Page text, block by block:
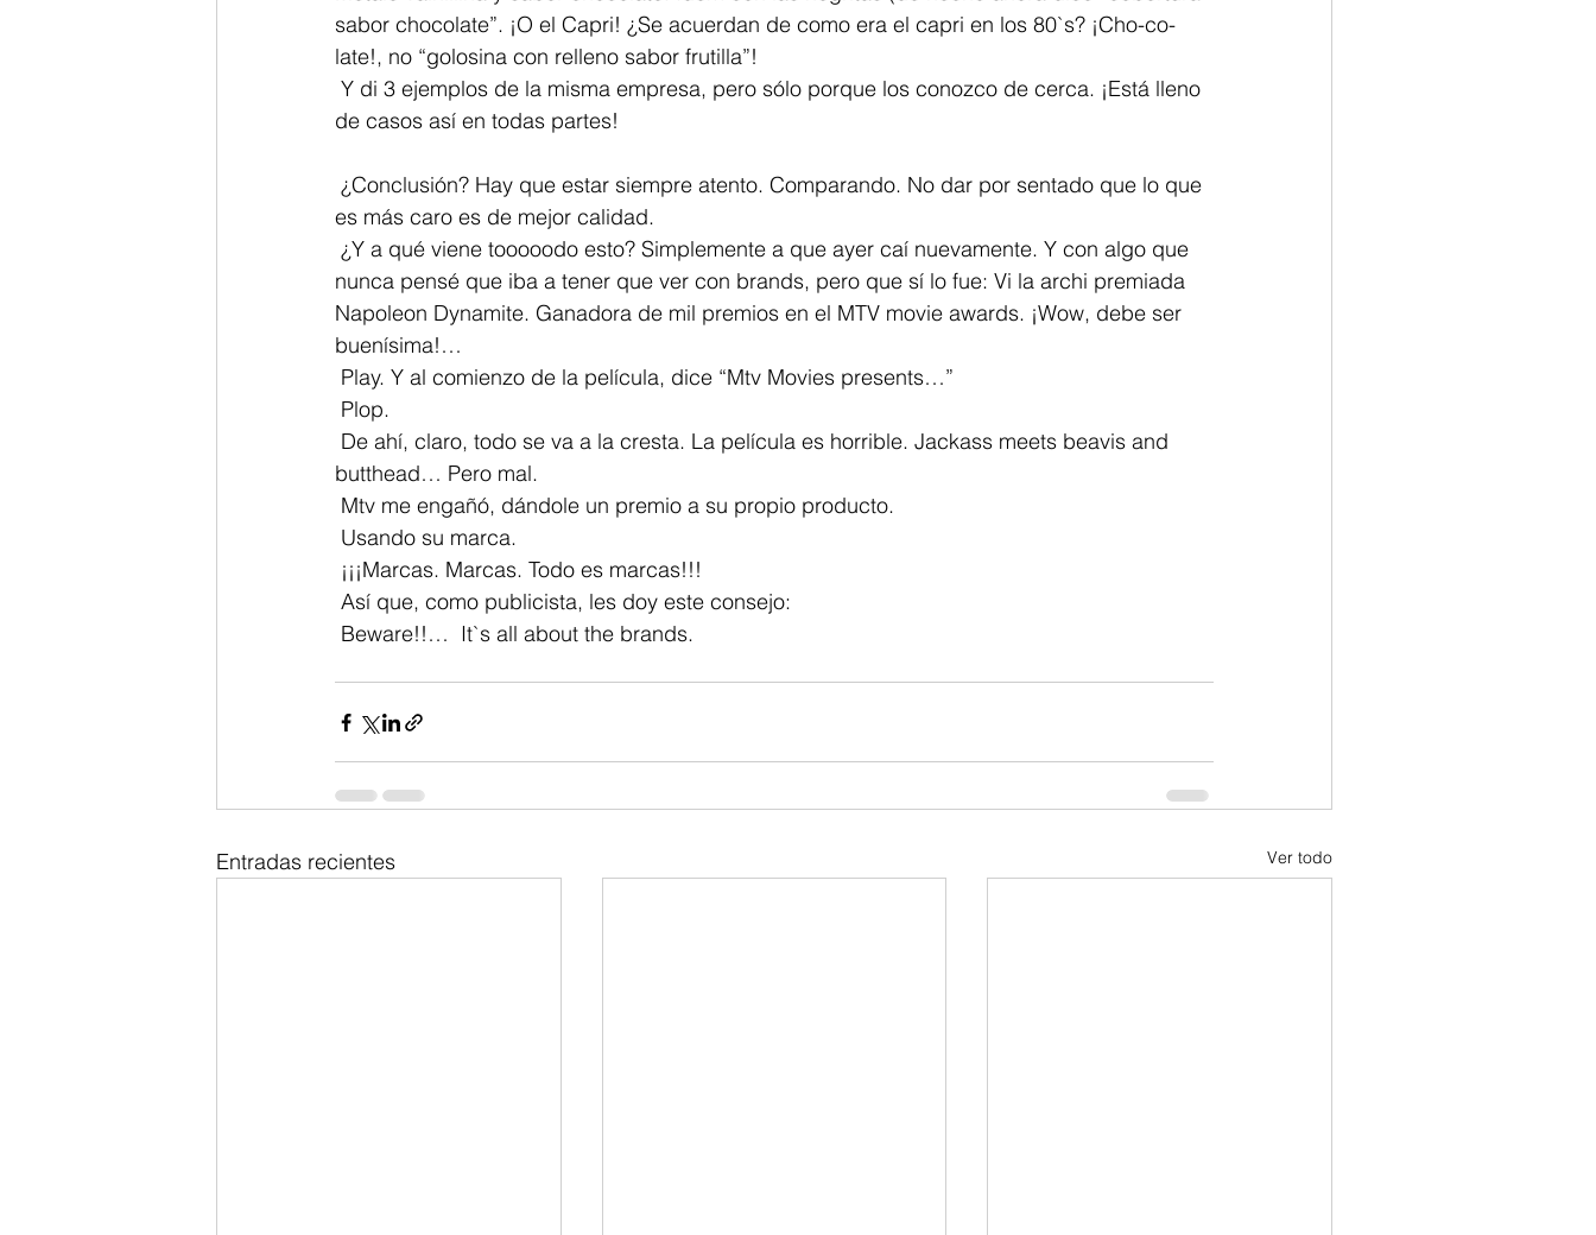
sabor chocolate”. ¡O el Capri! ¿Se acuerdan de como era el capri en los 80`s? ¡Cho-co-
late!, no “golosina con relleno sabor frutilla”!
de casos así en todas partes!
es más caro es de mejor calidad.
nunca pensé que iba a tener que ver con brands, pero que sí lo fue: Vi la archi premiada
Napoleon Dynamite. Ganadora de mil premios en el MTV movie awards. ¡Wow, debe ser
buenísima!…
Play. Y al comienzo de la película, dice “Mtv Movies presents…”
Plop.
butthead… Pero mal.
Mtv me engañó, dándole un premio a su propio producto.
Usando su marca.
¡¡¡Marcas. Marcas. Todo es marcas!!!
Así que, como publicista, les doy este consejo:
Beware!!…  It`s all about the brands.
Entradas recientes Ver todo